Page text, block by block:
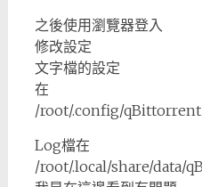
之後使用瀏覽器登入
修改設定
文字檔的設定
在
/root/.config/qBittorrent
Log檔在
/root/.local/share/data/